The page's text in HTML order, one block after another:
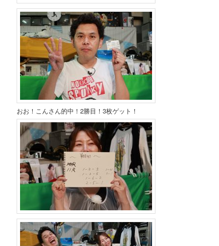
おお！こんさん的中！2勝目！3枚ゲット！